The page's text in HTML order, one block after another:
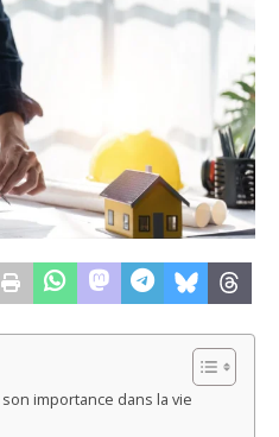
importance dans la vie